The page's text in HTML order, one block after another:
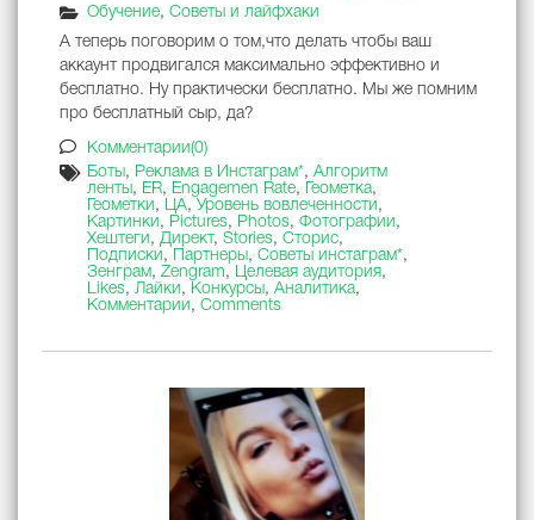
Обучение, Советы и лайфхаки
А теперь поговорим о том,что делать чтобы ваш
аккаунт продвигался максимально эффективно и
бесплатно. Ну практически бесплатно. Мы же помним
про бесплатный сыр, да?
Комментарии(0)
Боты , Реклама в Инстаграм*, Алгоритм
ленты , ER, Engagemen Rate, Геометка,
Геометки , ЦА, Уровень вовлеченности ,
Картинки , Pictures, Photos, Фотографии ,
Хештеги , Директ, Stories, Сторис,
Подписки , Партнеры , Советы инстаграм*,
Зенграм, Zengram, Целевая аудитория,
Likes, Лайки , Конкурсы , Аналитика,
Комментарии , Comments